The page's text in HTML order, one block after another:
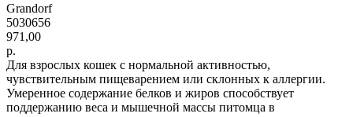
Grandorf
5030656
971,00
р.
Для взрослых кошек с нормальной активностью,
чувствительным пищеварением или склонных к аллергии.
Умеренное содержание белков и жиров способствует
поддержанию веса и мышечной массы питомца в